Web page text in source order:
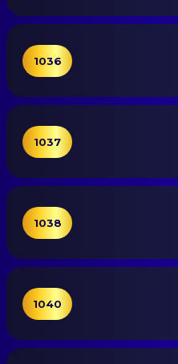
1036
1037
1038
1040